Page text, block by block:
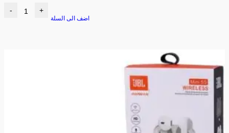
- +
اضف الى السلة